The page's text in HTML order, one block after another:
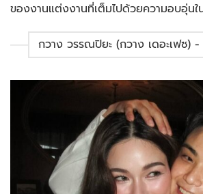
ของงานแต่งงานที่เต็มไปด้วยความอบอุ่นใ
กวาง วรรณปิยะ (กวาง เดอะเฟซ)